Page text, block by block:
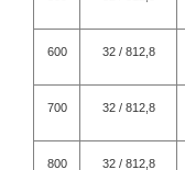
600 32 / 812,8
700 32 / 812,8
800 32 / 812,8